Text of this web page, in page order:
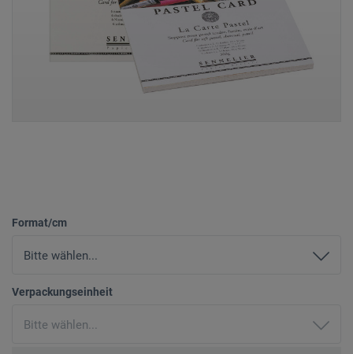
Format/cm
Verpackungseinheit